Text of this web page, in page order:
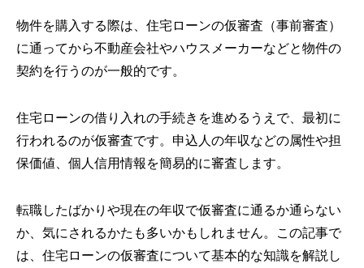
物件を購入する際は、住宅ローンの仮審査（事前審査）
に通ってから不動産会社やハウスメーカーなどと物件の
契約を行うのが一般的です。
住宅ローンの借り入れの手続きを進めるうえで、最初に
行われるのが仮審査です。申込人の年収などの属性や担
保価値、個人信用情報を簡易的に審査します。
転職したばかりや現在の年収で仮審査に通るか通らない
か、気にされるかたも多いかもしれません。この記事で
は、住宅ローンの仮審査について基本的な知識を解説し